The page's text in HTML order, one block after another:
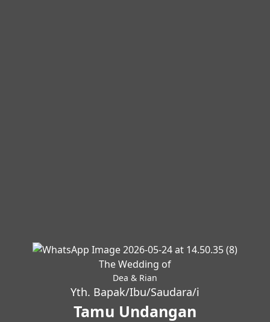
The Wedding of
Dea & Rian
Yth. Bapak/Ibu/Saudara/i
Tamu Undangan